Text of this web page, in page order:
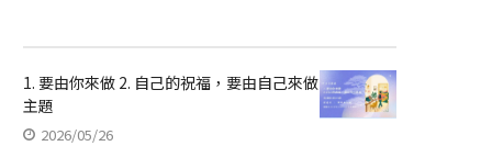
1. 要由你來做 2. 自己的祝福，要由自己來做
主題
2026/05/26